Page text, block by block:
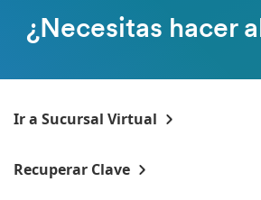
¿Necesitas hacer
Ir a Sucursal Virtual
Recuperar Clave